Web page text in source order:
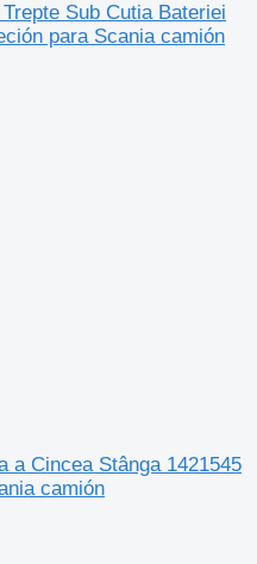
Sub Cutia Bateriei
para Scania camión
a Cincea Stânga 1421545
camión